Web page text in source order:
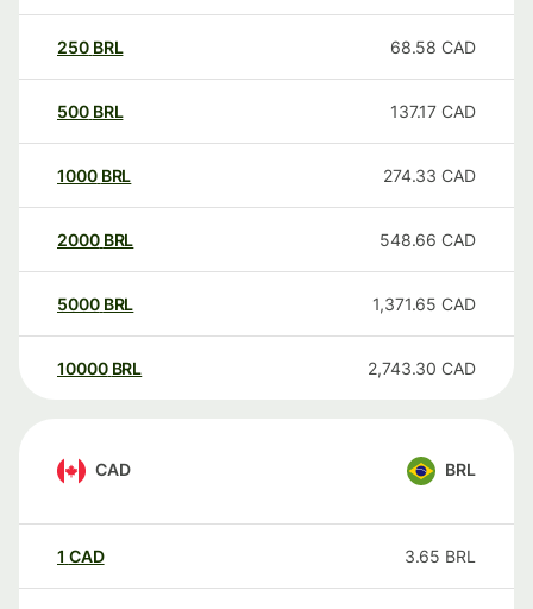
250 BRL 68.58 CAD
500 BRL 137.17 CAD
1000 BRL 274.33 CAD
2000 BRL 548.66 CAD
5000 BRL 1,371.65 CAD
10000 BRL 2,743.30 CAD
CAD BRL
1 CAD 3.65 BRL